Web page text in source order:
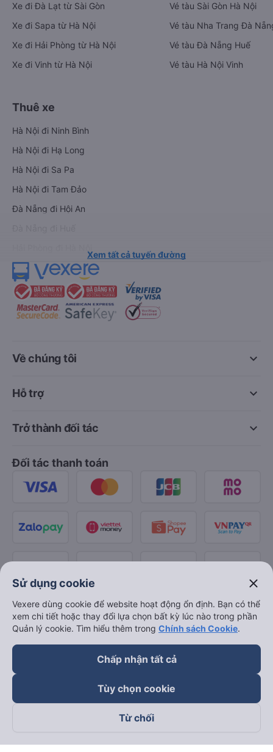
Xe đi Đà Lạt từ Sài Gòn
Xe đi Sapa từ Hà Nội
Xe đi Hải Phòng từ Hà Nội
Xe đi Vinh từ Hà Nội
Vé tàu Sài Gòn Hà Nội
Vé tàu Nha Trang Đà
Vé tàu Đà Nẵng Huế
Vé tàu Hà Nội Vinh
Thuê xe
Hà Nội đi Ninh Bình
Hà Nội đi Hạ Long
Hà Nội đi Sa Pa
Hà Nội đi Tam Đảo
Đà Nẵng đi Hội An
Xem tất cả tuyến đường
keyboard_arrow_down
Về chúng tôi
keyboard_arrow_down
Hỗ trợ
keyboard_arrow_down
Trở thành đối tác
Đối tác thanh toán
Theo dõi chúng tôi trên
Sử dụng cookie close
Vexere dùng cookie để website hoạt động ổn định. Bạn có thể
xem chi tiết hoặc thay đổi lựa chọn bất kỳ lúc nào trong phần
Quản lý cookie. Tìm hiểu thêm trong Chính sách Cookie.
Chấp nhận tất cả
Tùy chọn cookie
Từ chối